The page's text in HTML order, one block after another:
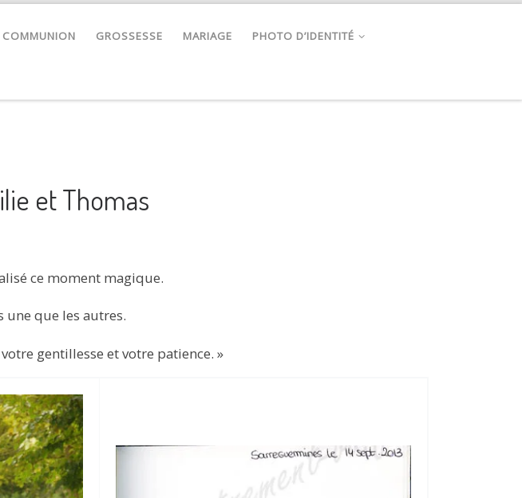
COMMUNION GROSSESSE MARIAGE PHOTO D’IDENTITÉ
et Thomas
ce moment magique.
une que les autres.
gentillesse et votre patience. »